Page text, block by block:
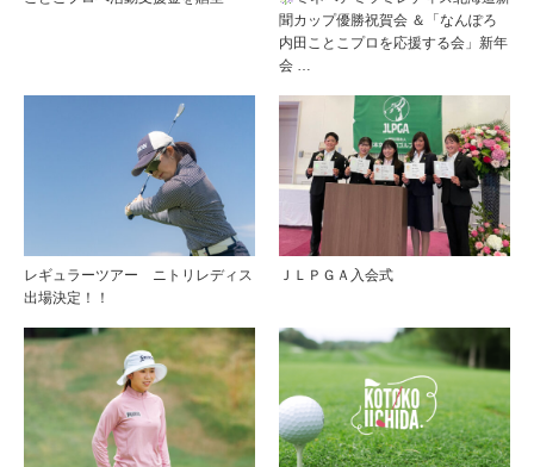
聞カップ優勝祝賀会 ＆「なんぽろ
内田ことこプロを応援する会」新年
会 …
レギュラーツアー ニトリレディス
出場決定！！
ＪＬＰＧＡ入会式